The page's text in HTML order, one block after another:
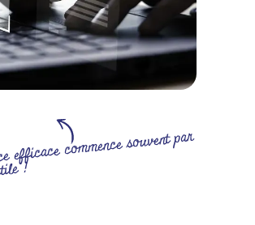
efficace commence souvent par
!